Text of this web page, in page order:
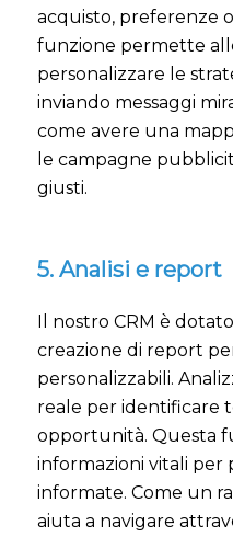
acquisto, preferenze
funzione permette
personalizzare le
inviando messaggi
come avere una
le campagne
giusti.
5. Analisi e report
Il nostro CRM è
creazione di report
personalizzabili.
reale per identificare
opportunità. Questa
informazioni vitali per
informate. Come un
aiuta a navigare